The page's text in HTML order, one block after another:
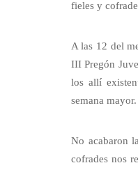
fieles y
A las 12 del
III Pregón
los allí
semana mayor.
No acabaron
cofrades nos